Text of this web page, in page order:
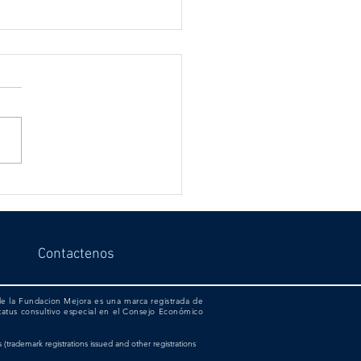
Contactenos
la Fundacion Mejora es una marca registrada de
consultivo especial en el Consejo Económico
registrations issued and other registrations